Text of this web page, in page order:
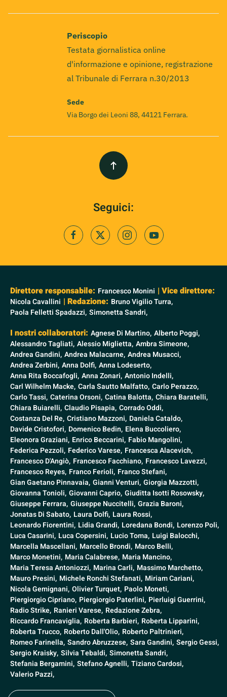
Periscopio
Testata giornalistica online
d'informazione e opinione, registrazione
al Tribunale di Ferrara n.30/2013
Sede
Via Borgo dei Leoni 88, 44121 Ferrara.
Seguici:
Direttore responsabile: Francesco Monini | Vice direttore:
Nicola Cavallini | Redazione: Bruno Vigilio Turra,
Paola Felletti Spadazzi, Simonetta Sandri,
I nostri collaboratori: Agnese Di Martino, Alberto Poggi,
Alessandro Tagliati, Alessio Miglietta, Ambra Simeone,
Andrea Gandini, Andrea Malacarne, Andrea Musacci,
Andrea Zerbini, Anna Dolfi, Anna Lodeserto,
Anna Rita Boccafogli, Anna Zonari, Antonio Indelli,
Carl Wilhelm Macke, Carla Sautto Malfatto, Carlo Perazzo,
Carlo Tassi, Caterina Orsoni, Catina Balotta, Chiara Baratelli,
Chiara Buiarelli, Claudio Pisapia, Corrado Oddi,
Costanza Del Re, Cristiano Mazzoni, Daniela Cataldo,
Davide Cristofori, Domenico Bedin, Elena Buccoliero,
Eleonora Graziani, Enrico Beccarini, Fabio Mangolini,
Federica Pezzoli, Federico Varese, Francesca Alacevich,
Francesco D'Angiò, Francesco Facchiano, Francesco Lavezzi,
Francesco Reyes, Franco Ferioli, Franco Stefani,
Gian Gaetano Pinnavaia, Gianni Venturi, Giorgia Mazzotti,
Giovanna Tonioli, Giovanni Caprio, Giuditta Isotti Rosowsky,
Giuseppe Ferrara, Giuseppe Nuccitelli, Grazia Baroni,
Jonatas Di Sabato, Laura Dolfi, Laura Rossi,
Leonardo Fiorentini, Lidia Grandi, Loredana Bondi, Lorenzo Poli,
Luca Casarini, Luca Copersini, Lucio Toma, Luigi Balocchi,
Marcella Mascellani, Marcello Brondi, Marco Belli,
Marco Monetini, Maria Calabrese, Maria Mancino,
Maria Teresa Antoniozzi, Marina Carli, Massimo Marchetto,
Mauro Presini, Michele Ronchi Stefanati, Miriam Cariani,
Nicola Gemignani, Olivier Turquet, Paolo Moneti,
Piergiorgio Cipriano, Piergiorgio Paterlini, Pierluigi Guerrini,
Radio Strike, Ranieri Varese, Redazione Zebra,
Riccardo Francaviglia, Roberta Barbieri, Roberta Lipparini,
Roberta Trucco, Roberto Dall'Olio, Roberto Paltrinieri,
Romeo Farinella, Sandro Abruzzese, Sara Gandini, Sergio Gessi,
Sergio Kraisky, Silvia Tebaldi, Simonetta Sandri,
Stefania Bergamini, Stefano Agnelli, Tiziano Cardosi,
Valerio Pazzi,